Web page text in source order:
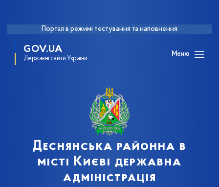
Портал в режимі тестування та наповнення
GOV.UA
Державні сайти України
Меню
Деснянська районна в
місті Києві державна
адміністрація